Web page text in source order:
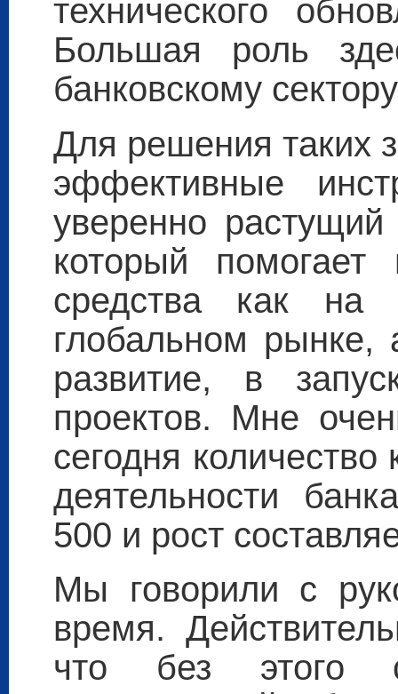
технического
Большая роль
банковскому
Для решения таких
эффективные
уверенно
который помогает
средства как
глобальном рынке,
развитие, в
проектов. Мне
сегодня
деятельности
500 и рост
Мы говорили с
время.
что без этого